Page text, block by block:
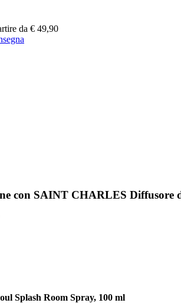
da € 49,90
con SAINT CHARLES
Splash Room Spray, 100 ml